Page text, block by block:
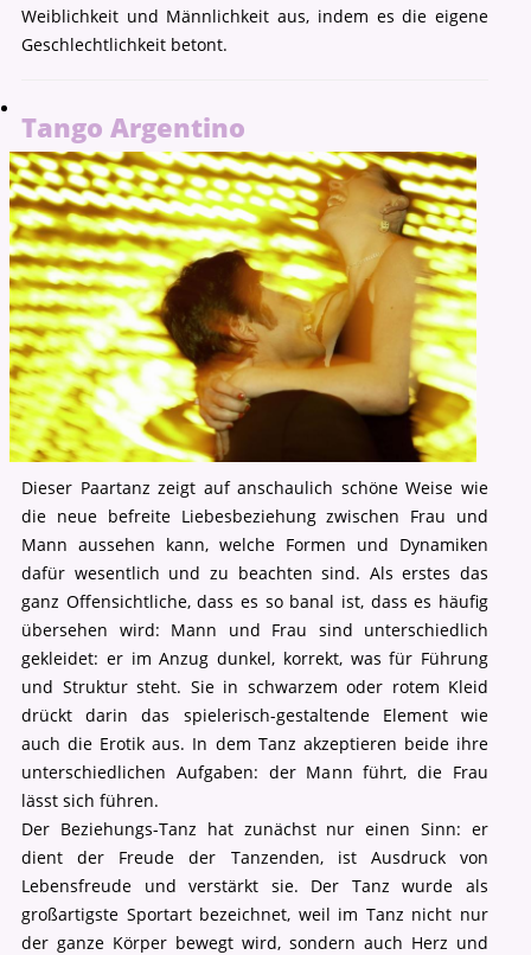
Weiblichkeit und Männlichkeit aus, indem es die eigene
Geschlechtlichkeit betont.
Tango Argentino
Dieser Paartanz zeigt auf anschaulich schöne Weise wie
die neue befreite Liebesbeziehung zwischen Frau und
Mann aussehen kann, welche Formen und Dynamiken
dafür wesentlich und zu beachten sind. Als erstes das
ganz Offensichtliche, dass es so banal ist, dass es häufig
übersehen wird: Mann und Frau sind unterschiedlich
gekleidet: er im Anzug dunkel, korrekt, was für Führung
und Struktur steht. Sie in schwarzem oder rotem Kleid
drückt darin das spielerisch-gestaltende Element wie
auch die Erotik aus. In dem Tanz akzeptieren beide ihre
unterschiedlichen Aufgaben: der Mann führt, die Frau
lässt sich führen.
Der Beziehungs-Tanz hat zunächst nur einen Sinn: er
dient der Freude der Tanzenden, ist Ausdruck von
Lebensfreude und verstärkt sie. Der Tanz wurde als
großartigste Sportart bezeichnet, weil im Tanz nicht nur
der ganze Körper bewegt wird, sondern auch Herz und